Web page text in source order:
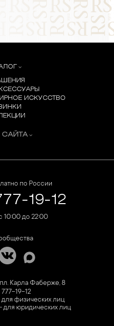
ИСКУССТВО
САЙТА
по России
19-12
10:00 до 22:00
Карла Фаберже, 8
19-12
физических лиц
для юридических лиц